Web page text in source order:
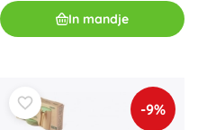
In mandje
-9%